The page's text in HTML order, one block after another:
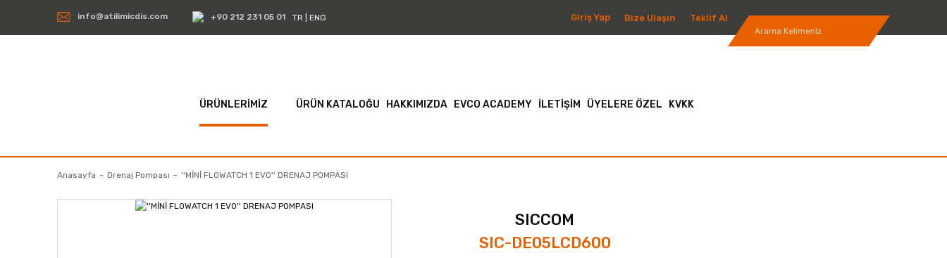
info@atilimicdis.com +90 212 231 05 01 TR ENG Giriş Yap Bize Ulaşın Teklif Al
ÜRÜNLERİMİZ ÜRÜN KATALOĞU HAKKIMIZDA EVCO ACADEMY İLETİŞİM ÜYELERE ÖZEL KVKK
Anasayfa Drenaj Pompası ''MİNİ FLOWATCH 1 EVO'' DRENAJ POMPASI
SICCOM
SIC-DE05LCD600